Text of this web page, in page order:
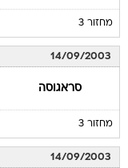
מחזור 3
14/09/2003
סראגוסה
מחזור 3
14/09/2003